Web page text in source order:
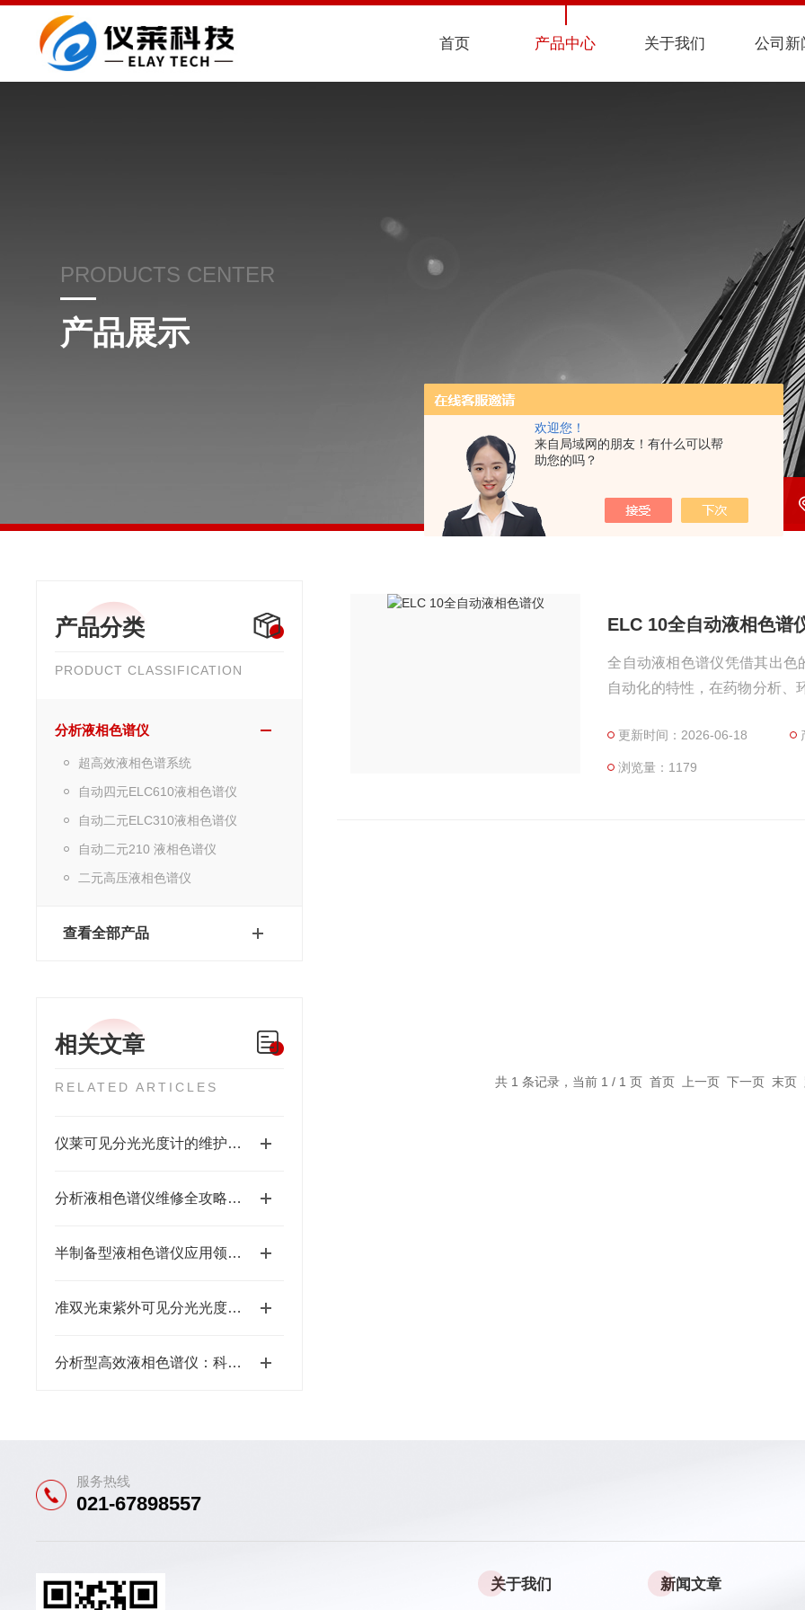
欢迎您！
来自局域网的朋友！有什么可以帮
助您的吗？
首页 产品中心 关于我们 公司新
PRODUCTS CENTER
产品展示
产品分类
PRODUCT CLASSIFICATION
分析液相色谱仪
超高效液相色谱系统
自动四元ELC610液相色谱仪
自动二元ELC310液相色谱仪
自动二元210 液相色谱仪
二元高压液相色谱仪
查看全部产品
相关文章
RELATED ARTICLES
仪莱可见分光光度计的维护保养该怎么做呢？
分析液相色谱仪维修全攻略：从压力异常到密封圈更换的精准解决方案
半制备型液相色谱仪应用领域和使用方法
准双光束紫外可见分光光度计：设计原理与常规分析应用
分析型高效液相色谱仪：科研与工业的“分子显微镜”
ELC 10全自动液相色谱
全自动液相色谱仪凭借其出色
自动化的特性，在药物分析、
多复杂应用领域中皆可轻松
谱等先进技术，进一步拓宽了
10能够实现样品的全自动分
更新时间：2026-06-18
浏览量：1179
共 1 条记录，当前 1 / 1 页 首页 上一页 下一页 末页
服务热线
021-67898557
关于我们 新闻文章